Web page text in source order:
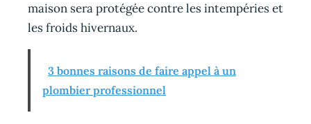
maison sera protégée contre les intempéries et
les froids hivernaux.
3 bonnes raisons de faire appel à un
plombier professionnel